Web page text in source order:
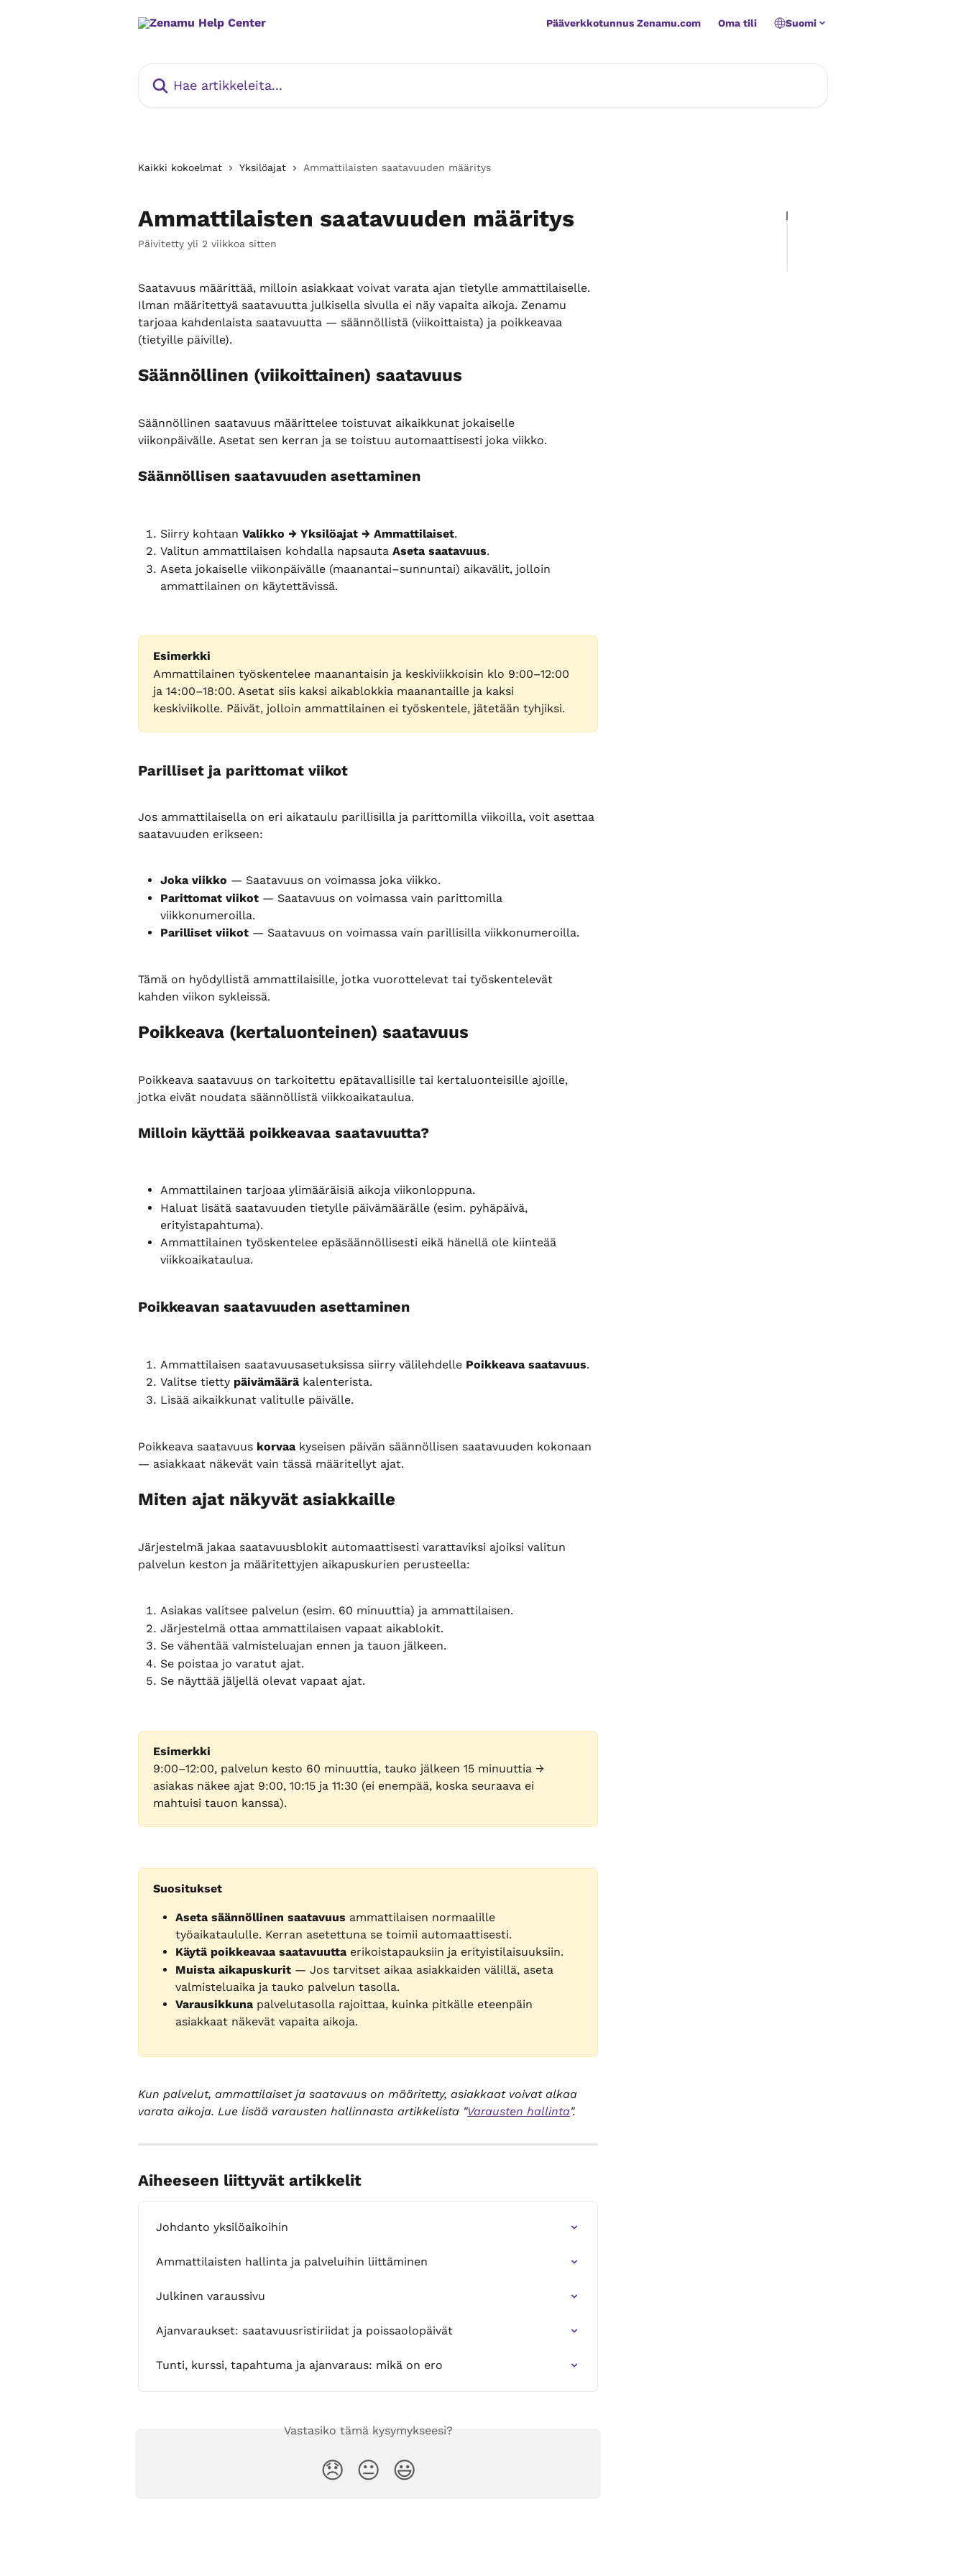
Pääverkkotunnus Zenamu.com Oma tili Suomi
Kaikki kokoelmat Yksilöajat Ammattilaisten saatavuuden määritys
Ammattilaisten saatavuuden määritys
Päivitetty yli 2 viikkoa sitten
Saatavuus määrittää, milloin asiakkaat voivat varata ajan tietylle ammattilaiselle.
Ilman määritettyä saatavuutta julkisella sivulla ei näy vapaita aikoja. Zenamu
tarjoaa kahdenlaista saatavuutta — säännöllistä (viikoittaista) ja poikkeavaa
(tietyille päiville).
Säännöllinen (viikoittainen) saatavuus
Säännöllinen saatavuus määrittelee toistuvat aikaikkunat jokaiselle
viikonpäivälle. Asetat sen kerran ja se toistuu automaattisesti joka viikko.
Säännöllisen saatavuuden asettaminen
Siirry kohtaan Valikko → Yksilöajat → Ammattilaiset.
Valitun ammattilaisen kohdalla napsauta Aseta saatavuus.
Aseta jokaiselle viikonpäivälle (maanantai–sunnuntai) aikavälit, jolloin
ammattilainen on käytettävissä.
Esimerkki
Ammattilainen työskentelee maanantaisin ja keskiviikkoisin klo 9:00–12:00
ja 14:00–18:00. Asetat siis kaksi aikablokkia maanantaille ja kaksi
keskiviikolle. Päivät, jolloin ammattilainen ei työskentele, jätetään tyhjiksi.
Parilliset ja parittomat viikot
Jos ammattilaisella on eri aikataulu parillisilla ja parittomilla viikoilla, voit asettaa
saatavuuden erikseen:
Joka viikko — Saatavuus on voimassa joka viikko.
Parittomat viikot — Saatavuus on voimassa vain parittomilla
viikkonumeroilla.
Parilliset viikot — Saatavuus on voimassa vain parillisilla viikkonumeroilla.
Tämä on hyödyllistä ammattilaisille, jotka vuorottelevat tai työskentelevät
kahden viikon sykleissä.
Poikkeava (kertaluonteinen) saatavuus
Poikkeava saatavuus on tarkoitettu epätavallisille tai kertaluonteisille ajoille,
jotka eivät noudata säännöllistä viikkoaikataulua.
Milloin käyttää poikkeavaa saatavuutta?
Ammattilainen tarjoaa ylimääräisiä aikoja viikonloppuna.
Haluat lisätä saatavuuden tietylle päivämäärälle (esim. pyhäpäivä,
erityistapahtuma).
Ammattilainen työskentelee epäsäännöllisesti eikä hänellä ole kiinteää
viikkoaikataulua.
Poikkeavan saatavuuden asettaminen
Ammattilaisen saatavuusasetuksissa siirry välilehdelle Poikkeava saatavuus.
Valitse tietty päivämäärä kalenterista.
Lisää aikaikkunat valitulle päivälle.
Poikkeava saatavuus korvaa kyseisen päivän säännöllisen saatavuuden kokonaan
— asiakkaat näkevät vain tässä määritellyt ajat.
Miten ajat näkyvät asiakkaille
Järjestelmä jakaa saatavuusblokit automaattisesti varattaviksi ajoiksi valitun
palvelun keston ja määritettyjen aikapuskurien perusteella:
Asiakas valitsee palvelun (esim. 60 minuuttia) ja ammattilaisen.
Järjestelmä ottaa ammattilaisen vapaat aikablokit.
Se vähentää valmisteluajan ennen ja tauon jälkeen.
Se poistaa jo varatut ajat.
Se näyttää jäljellä olevat vapaat ajat.
Esimerkki
9:00–12:00, palvelun kesto 60 minuuttia, tauko jälkeen 15 minuuttia →
asiakas näkee ajat 9:00, 10:15 ja 11:30 (ei enempää, koska seuraava ei
mahtuisi tauon kanssa).
Suositukset
Aseta säännöllinen saatavuus ammattilaisen normaalille
työaikataululle. Kerran asetettuna se toimii automaattisesti.
Käytä poikkeavaa saatavuutta erikoistapauksiin ja erityistilaisuuksiin.
Muista aikapuskurit — Jos tarvitset aikaa asiakkaiden välillä, aseta
valmisteluaika ja tauko palvelun tasolla.
Varausikkuna palvelutasolla rajoittaa, kuinka pitkälle eteenpäin
asiakkaat näkevät vapaita aikoja.
Kun palvelut, ammattilaiset ja saatavuus on määritetty, asiakkaat voivat alkaa
varata aikoja. Lue lisää varausten hallinnasta artikkelista "Varausten hallinta".
Aiheeseen liittyvät artikkelit
Johdanto yksilöaikoihin
Ammattilaisten hallinta ja palveluihin liittäminen
Julkinen varaussivu
Ajanvaraukset: saatavuusristiriidat ja poissaolopäivät
Tunti, kurssi, tapahtuma ja ajanvaraus: mikä on ero
Vastasiko tämä kysymykseesi?
😞 😐 😃